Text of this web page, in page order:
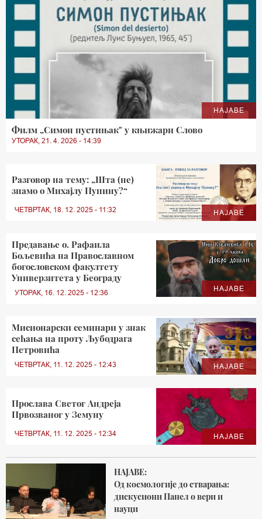
НАЈАВЕ
Филм „Симон пустињак" у књижари Слово
УТОРАК, 21. 4. 2026 - 14:39
НАЈАВЕ
Разговор на тему: „Шта (не)
знамо о Михајлу Пупину?“
ЧЕТВРТАК, 18. 12. 2025 - 11:32
НАЈАВЕ
Предавање о. Рафаила
Бољевића на Православном
богословском факултету
Универзитета у Београду
УТОРАК, 16. 12. 2025 - 12:36
НАЈАВЕ
Мисионарски семинари у знак
сећања на проту Љубодрага
Петровића
ЧЕТВРТАК, 11. 12. 2025 - 12:43
НАЈАВЕ
Прослава Светог Андреја
Првозваног у Земуну
ЧЕТВРТАК, 11. 12. 2025 - 12:34
НАЈАВЕ:
Од космологије до стварања:
дискусиони Панел о вери и
науци